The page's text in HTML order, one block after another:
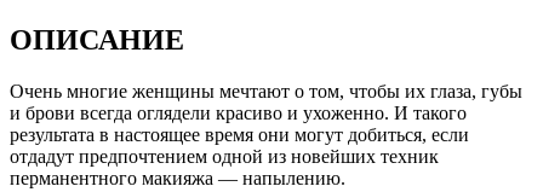
ОПИСАНИЕ
Очень многие женщины мечтают о том, чтобы их глаза, губы
и брови всегда оглядели красиво и ухоженно. И такого
результата в настоящее время они могут добиться, если
отдадут предпочтением одной из новейших техник
перманентного макияжа — напылению.